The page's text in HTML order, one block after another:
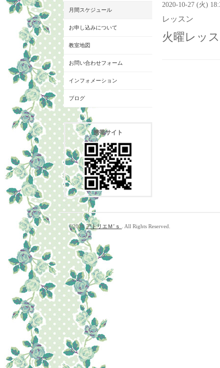
2020-10-27 (火)
レッスン
火曜レッ
月間スケジュール
お申し込みについて
教室地図
お問い合わせフォーム
インフォメーション
ブログ
携帯サイト
©2026アトリエＭ’ｓ . All Rights Reserved.